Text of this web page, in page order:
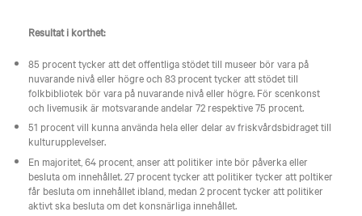
Resultat i korthet:
85 procent tycker att det offentliga stödet till museer bör vara på
nuvarande nivå eller högre och 83 procent tycker att stödet till
folkbibliotek bör vara på nuvarande nivå eller högre. För scenkonst
och livemusik är motsvarande andelar 72 respektive 75 procent.
51 procent vill kunna använda hela eller delar av friskvårdsbidraget till
kulturupplevelser. ​
En majoritet, 64 procent, anser att politiker inte bör påverka eller
besluta om innehållet. 27 procent tycker att politiker tycker att poltiker
får besluta om innehållet ibland, medan 2 procent tycker att politiker
aktivt ska besluta om det konsnärliga innehållet.